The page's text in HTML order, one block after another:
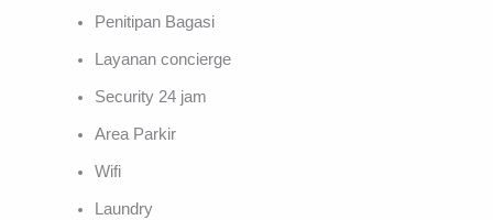
Penitipan Bagasi
Layanan concierge
Security 24 jam
Area Parkir
Wifi
Laundry